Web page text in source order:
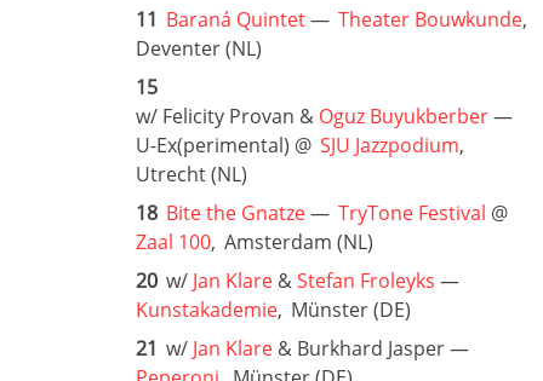
11 Baraná Quintet— Theater Bouwkunde,
Deventer (NL)
15
w/ Felicity Provan & Oguz Buyukberber—
U-Ex(perimental) @ SJU Jazzpodium,
Utrecht (NL)
18 Bite the Gnatze— TryTone Festival @
Zaal 100, Amsterdam (NL)
20 w/ Jan Klare &Stefan Froleyks —
Kunstakademie, Münster (DE)
21 w/ Jan Klare & Burkhard Jasper —